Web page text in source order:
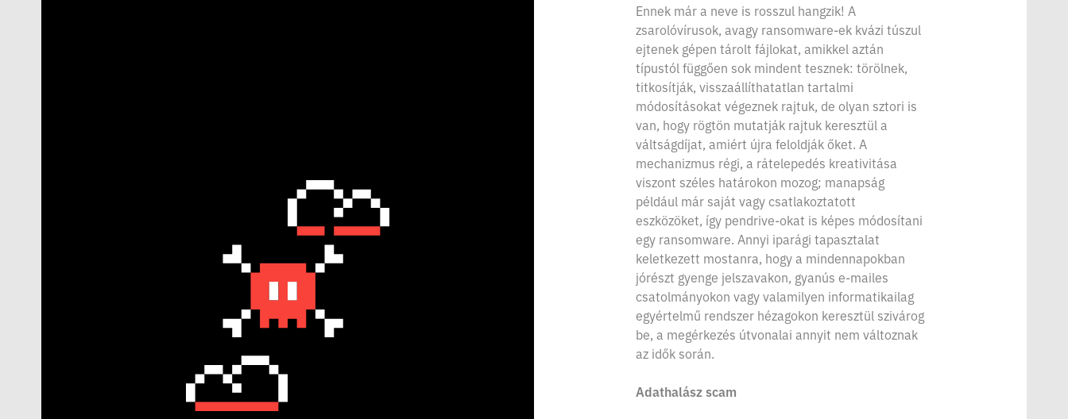
Ennek már a neve is rosszul hangzik! A
zsarolóvírusok, avagy ransomware-ek kvázi túszul
ejtenek gépen tárolt fájlokat, amikkel aztán
típustól függően sok mindent tesznek: törölnek,
titkosítják, visszaállíthatatlan tartalmi
módosításokat végeznek rajtuk, de olyan sztori is
van, hogy rögtön mutatják rajtuk keresztül a
váltságdíjat, amiért újra feloldják őket. A
mechanizmus régi, a rátelepedés kreativitása
viszont széles határokon mozog; manapság
például már saját vagy csatlakoztatott
eszközöket, így pendrive-okat is képes módosítani
egy ransomware. Annyi iparági tapasztalat
keletkezett mostanra, hogy a mindennapokban
jórészt gyenge jelszavakon, gyanús e-mailes
csatolmányokon vagy valamilyen informatikailag
egyértelmű rendszer hézagokon keresztül szivárog
be, a megérkezés útvonalai annyit nem változnak
az idők során.
Adathalász scam